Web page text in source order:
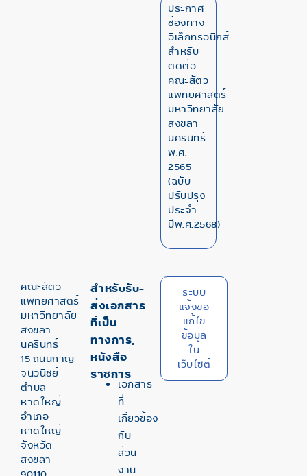
ประกาศ
ช่องทาง
อิเล็กทรอนิกส์
สำหรับ
ติดต่อ
คณะสัตว
แพทยศาสตร์
มหาวิทยาลัย
สงขลา
นครินทร์
พ.ศ.
2565
(ฉบับ
ปรับปรุง
ประจำ
ปีพ.ศ.2568)
คณะสัตว
แพทยศาสตร์
มหาวิทยาลัย
สงขลา
นครินทร์
15 ถนนกาญ
จนวนิชย์
ตำบล
หาดใหญ่
อำเภอ
หาดใหญ่
จังหวัด
สงขลา
สำหรับรับ-
ส่งเอกสาร
ที่เป็น
ทางการ,
หนังสือ
ราชการ
เอกสาร
ที่
เกี่ยวข้อง
กับ
ส่วน
งาน
ระบบ
แจ้งขอ
แก้ไข
ข้อมูล
ใน
เว็บไซต์